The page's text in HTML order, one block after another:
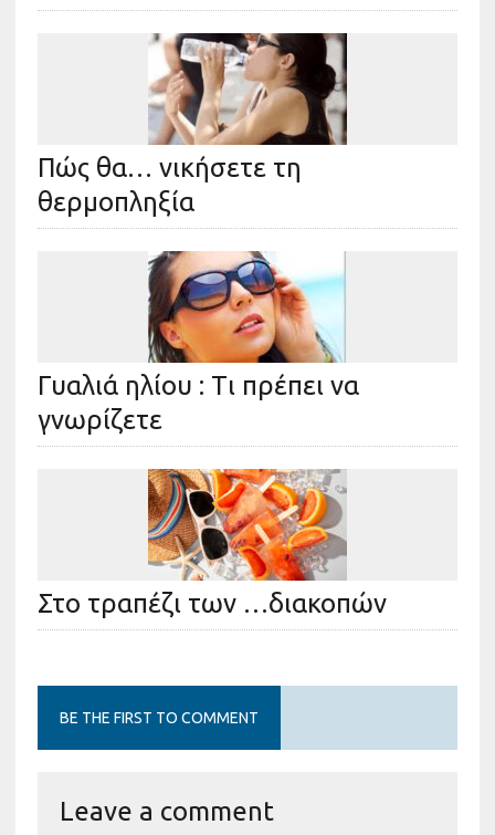
Πώς θα… νικήσετε τη
θερμοπληξία
Γυαλιά ηλίου : Tι πρέπει να
γνωρίζετε
Στο τραπέζι των …διακοπών
BE THE FIRST TO COMMENT
Leave a comment